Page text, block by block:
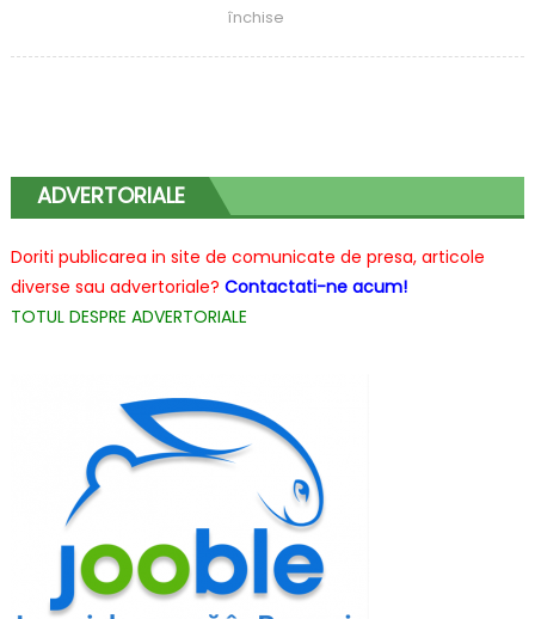
închisepentru
supravegheze
in
timpul
ADVERTORIALE
Doriti publicarea in site de comunicate de presa, articole
diverse sau advertoriale? Contactati-ne acum!
TOTUL DESPRE ADVERTORIALE